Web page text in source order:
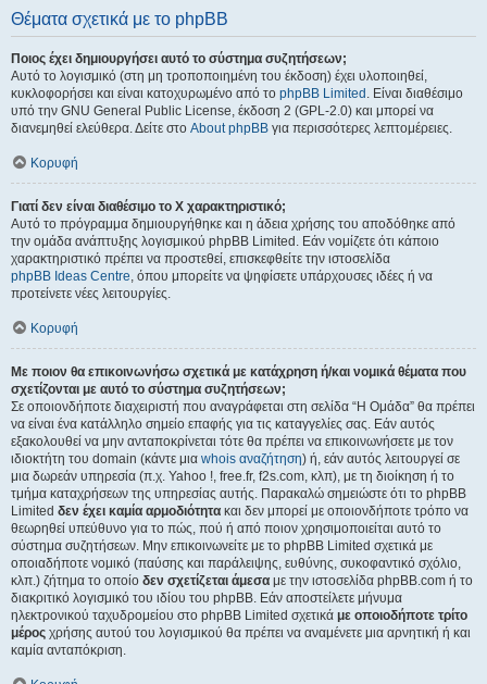
Θέματα σχετικά με το phpBB
Ποιος έχει δημιουργήσει αυτό το σύστημα συζητήσεων;
Αυτό το λογισμικό (στη μη τροποποιημένη του έκδοση) έχει υλοποιηθεί,
κυκλοφορήσει και είναι κατοχυρωμένο από το phpBB Limited . Είναι διαθέσιμο
υπό την GNU General Public License, έκδοση 2 (GPL-2.0) και μπορεί να
διανεμηθεί ελεύθερα. Δείτε στο About phpBB για περισσότερες λεπτομέρειες.
Κορυφή
Γιατί δεν είναι διαθέσιμο το Χ χαρακτηριστικό;
Αυτό το πρόγραμμα δημιουργήθηκε και η άδεια χρήσης του αποδόθηκε από
την ομάδα ανάπτυξης λογισμικού phpBB Limited. Εάν νομίζετε ότι κάποιο
χαρακτηριστικό πρέπει να προστεθεί, επισκεφθείτε την ιστοσελίδα
phpBB Ideas Centre, όπου μπορείτε να ψηφίσετε υπάρχουσες ιδέες ή να
προτείνετε νέες λειτουργίες.
Κορυφή
Με ποιον θα επικοινωνήσω σχετικά με κατάχρηση ή/και νομικά θέματα που
σχετίζονται με αυτό το σύστημα συζητήσεων;
Σε οποιονδήποτε διαχειριστή που αναγράφεται στη σελίδα “Η Ομάδα” θα πρέπει
να είναι ένα κατάλληλο σημείο επαφής για τις καταγγελίες σας. Εάν αυτός
εξακολουθεί να μην ανταποκρίνεται τότε θα πρέπει να επικοινωνήσετε με τον
ιδιοκτήτη του domain (κάντε μια whois αναζήτηση) ή, εάν αυτός λειτουργεί σε
μια δωρεάν υπηρεσία (π.χ. Yahoo !, free.fr, f2s.com, κλπ), με τη διοίκηση ή το
τμήμα καταχρήσεων της υπηρεσίας αυτής. Παρακαλώ σημειώστε ότι το phpBB
Limited δεν έχει καμία αρμοδιότητα και δεν μπορεί με οποιονδήποτε τρόπο να
θεωρηθεί υπεύθυνο για το πώς, πού ή από ποιον χρησιμοποιείται αυτό το
σύστημα συζητήσεων. Μην επικοινωνείτε με το phpBB Limited σχετικά με
οποιαδήποτε νομικό (παύσης και παράλειψης, ευθύνης, συκοφαντικό σχόλιο,
κλπ.) ζήτημα το οποίο δεν σχετίζεται άμεσα με την ιστοσελίδα phpBB.com ή το
διακριτικό λογισμικό του ιδίου του phpBB. Εάν αποστείλετε μήνυμα
ηλεκτρονικού ταχυδρομείου στο phpBB Limited σχετικά με οποιοδήποτε τρίτο
μέρος χρήσης αυτού του λογισμικού θα πρέπει να αναμένετε μια αρνητική ή και
καμία ανταπόκριση.